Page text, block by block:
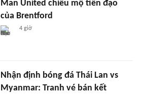
Man United chiêu mộ tiền đạo
của Brentford
4 giờ
Nhận định bóng đá Thái Lan vs
Myanmar: Tranh vé bán kết